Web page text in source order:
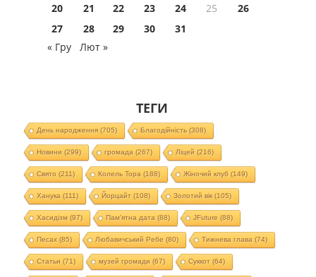
20
21 22 23 24 25
26
27
28 29 30
31
« Гру
Лют »
ТЕГИ
День народження(705) Благодійність(308)
Новини (299) громада (267) Ліцей (216)
Свято (211) Колель Тора (188) Жіночий клуб (149)
Ханука (111) Йорцайт (108) Золотий вік(105)
Хасидізм (97) Пам'ятна дата (88) JFuture (88)
Песах(85) Любавичський Ребе (80) Тижнева глава (74)
Статьи (71) музей громади (67) Суккот (64)